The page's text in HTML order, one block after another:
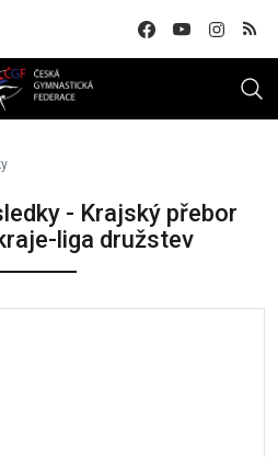
- Krajský přebor
liga družstev